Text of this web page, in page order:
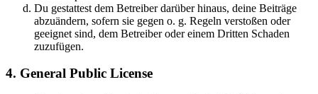
Du gestattest dem Betreiber darüber hinaus, deine Beiträge
abzuändern, sofern sie gegen o. g. Regeln verstoßen oder
geeignet sind, dem Betreiber oder einem Dritten Schaden
zuzufügen.
4. General Public License